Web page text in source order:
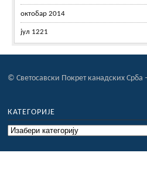
октобар 2014
јул 1221
© Светосавски Покрет канадских Срба
КАТЕГОРИЈЕ
Категорије